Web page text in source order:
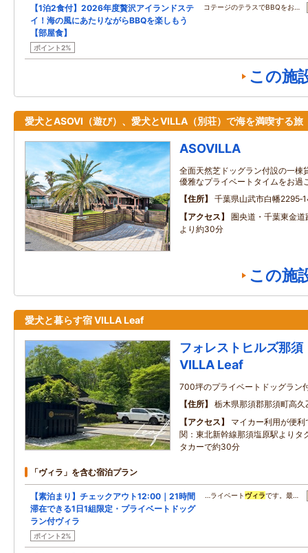
【1泊2食付】2026年度贅沢アイランドステ
イ！海の風にあたりながらBBQを楽しもう
【部屋食】
ポイント2%
コテージのテラスでBBQをお…
この施
愛犬とASOVI（遊び）、愛犬とVILLA（別荘）で海を満喫する旅
ASOVILLA
全面天然芝ドッグラン付設の一棟
優雅なプライベートタイムをお過
住所
千葉県山武市白幡
アクセス
圏央道・千葉東金
より約30分
この施
愛犬と暮らす宿 VILLA Leaf
フォレストヒルズ那
VILLA Leaf
700坪のプライベートドッグラン
住所
栃木県那須郡那須町高
アクセス
マイカー利用が便
関：東北新幹線那須塩原駅よりタ
タカーで約30分
「ヴィラ」を含む宿泊プラン
【素泊まり】チェックアウト12:00｜21時間
滞在できる1日1組限定・プライベートドッグ
ラン付ヴィラ
ポイント2%
…ライベート ヴィラです。最…